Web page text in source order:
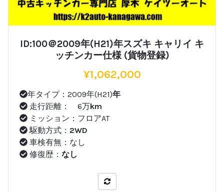
ID:100＠2009年(H21)年スズキ キャリイ キ
ッチンカー仕様 (貨物登録)
¥1,062,000
年タイプ：2009年(H21)年
走行距離： 6万km
ミッション：フロアAT
駆動方式： 2WD
車検有無：なし
修復歴： なし
比較する